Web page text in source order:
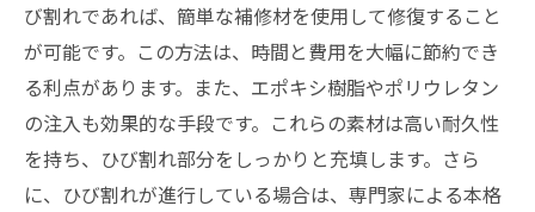
び割れであれば、簡単な補修材を使用して修復すること
が可能です。この方法は、時間と費用を大幅に節約でき
る利点があります。また、エポキシ樹脂やポリウレタン
の注入も効果的な手段です。これらの素材は高い耐久性
を持ち、ひび割れ部分をしっかりと充填します。さら
に、ひび割れが進行している場合は、専門家による本格